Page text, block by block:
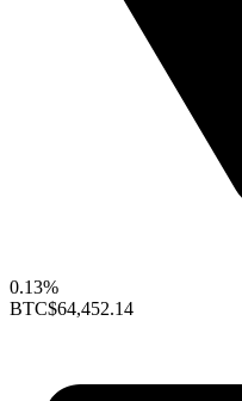
0.13%
BTC$64,452.14